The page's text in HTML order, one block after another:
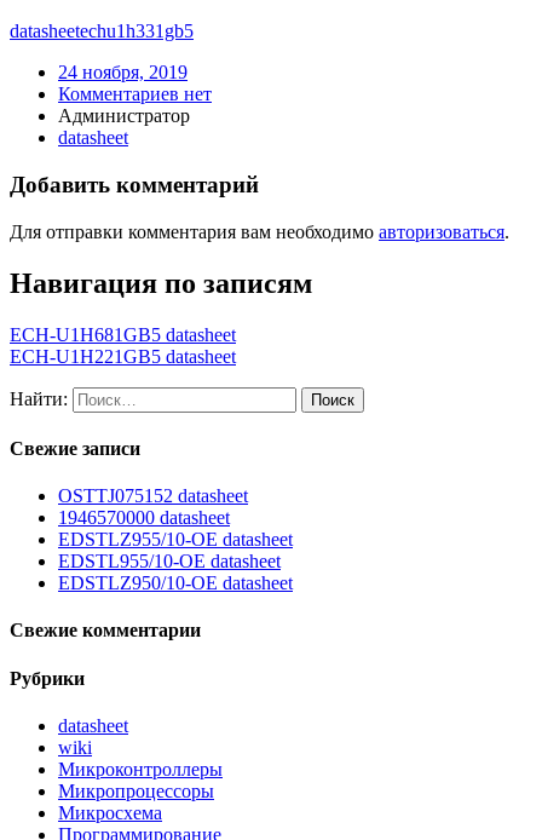
datasheetechu1h331gb5
24 ноября, 2019
Комментариев нет
Администратор
datasheet
Добавить комментарий
Для отправки комментария вам необходимо авторизоваться.
Навигация по записям
ECH-U1H681GB5 datasheet
ECH-U1H221GB5 datasheet
Найти:
Свежие записи
OSTTJ075152 datasheet
1946570000 datasheet
EDSTLZ955/10-OE datasheet
EDSTL955/10-OE datasheet
EDSTLZ950/10-OE datasheet
Свежие комментарии
Рубрики
datasheet
wiki
Микроконтроллеры
Микропроцессоры
Микросхема
Программирование